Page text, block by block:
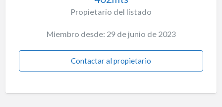
Propietario del listado
Miembro desde: 29 de junio de 2023
Contactar al propietario